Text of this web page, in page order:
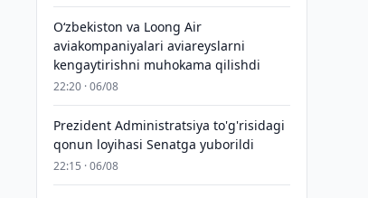
Oʻzbekiston va Loong Air
aviakompaniyalari aviareyslarni
kengaytirishni muhokama qilishdi
22:20 · 06/08
Prezident Administratsiya to'g'risidagi
qonun loyihasi Senatga yuborildi
22:15 · 06/08